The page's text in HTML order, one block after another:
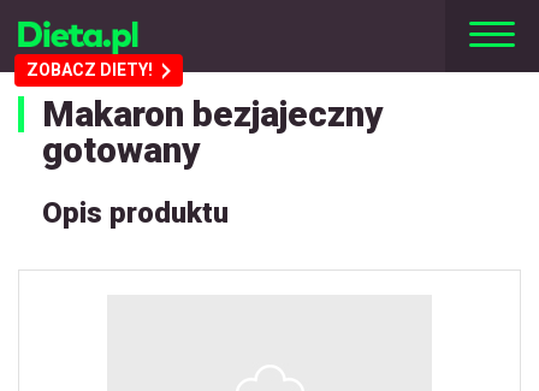
ZOBACZ DIETY!
Makaron bezjajeczny
gotowany
Opis produktu